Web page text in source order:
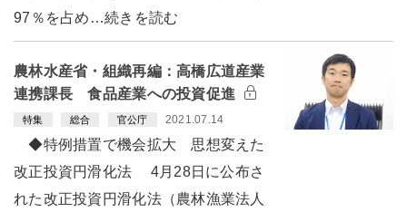
97％を占め…続きを読む
農林水産省・組織再編：高橋広道産業
連携課長 食品産業への投資促進
特集 総合 官公庁 2021.07.14
◆特例措置で機会拡大 思想変えた
改正投資円滑化法 4月28日に公布さ
れた改正投資円滑化法（農林漁業法人